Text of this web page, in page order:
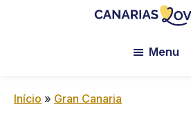
Lovers:
Gran
Canaria
e
Menu
Início » Gran Canaria